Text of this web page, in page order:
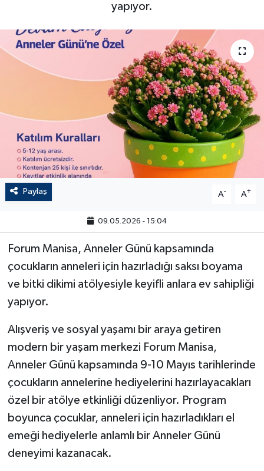
yapıyor.
Paylaş A- A+
09.05.2026 - 15:04
Forum Manisa, Anneler Günü kapsamında
çocukların anneleri için hazırladığı saksı boyama
ve bitki dikimi atölyesiyle keyifli anlara ev sahipliği
yapıyor.
Alışveriş ve sosyal yaşamı bir araya getiren
modern bir yaşam merkezi Forum Manisa,
Anneler Günü kapsamında 9-10 Mayıs tarihlerinde
çocukların annelerine hediyelerini hazırlayacakları
özel bir atölye etkinliği düzenliyor. Program
boyunca çocuklar, anneleri için hazırladıkları el
emeği hediyelerle anlamlı bir Anneler Günü
deneyimi kazanacak.